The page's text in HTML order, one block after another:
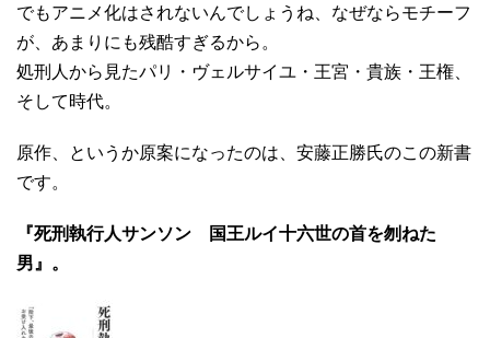
でもアニメ化はされないんでしょうね、なぜならモチーフ
が、あまりにも残酷すぎるから。
処刑人から見たパリ・ヴェルサイユ・王宮・貴族・王権、
そして時代。
原作、というか原案になったのは、安藤正勝氏のこの新書
です。
『死刑執行人サンソン 国王ルイ十六世の首を刎ねた
男』。